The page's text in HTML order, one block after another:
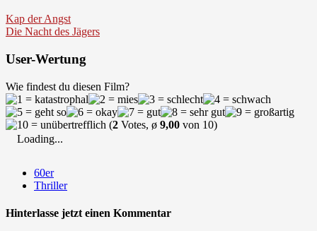
Kap der Angst
Die Nacht des Jägers
User-Wertung
Wie findest du diesen Film?
(2 Votes, ø 9,00 von 10)
Loading...
60er
Thriller
Hinterlasse jetzt einen Kommentar